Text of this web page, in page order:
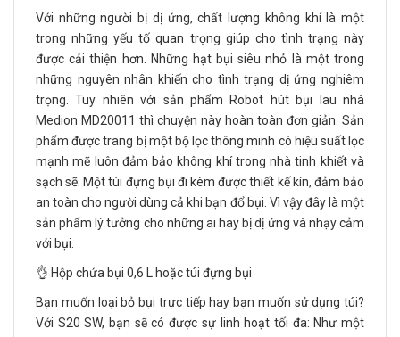
Với những người bị dị ứng, chất lượng không khí là một
trong những yếu tố quan trọng giúp cho tình trạng này
được cải thiện hơn. Những hạt bụi siêu nhỏ là một trong
những nguyên nhân khiến cho tình trạng dị ứng nghiêm
trọng. Tuy nhiên với sản phẩm Robot hút bụi lau nhà
Medion MD20011 thì chuyện này hoàn toàn đơn giản. Sản
phẩm được trang bị một bộ lọc thông minh có hiệu suất lọc
mạnh mẽ luôn đảm bảo không khí trong nhà tinh khiết và
sạch sẽ. Một túi đựng bụi đi kèm được thiết kế kín, đảm bảo
an toàn cho người dùng cả khi bạn đổ bụi. Vì vậy đây là một
sản phẩm lý tưởng cho những ai hay bị dị ứng và nhạy cảm
với bụi.
👌 Hộp chứa bụi 0,6 L hoặc túi đựng bụi
Bạn muốn loại bỏ bụi trực tiếp hay bạn muốn sử dụng túi?
Với S20 SW, bạn sẽ có được sự linh hoạt tối đa: Như một